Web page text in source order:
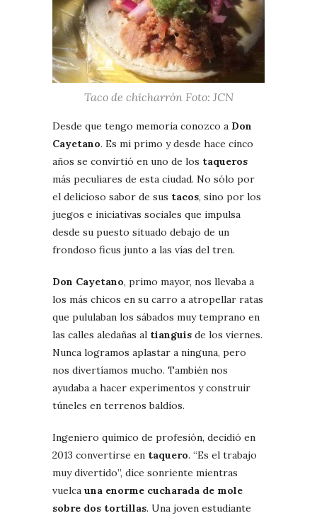
Taco de chicharrón Foto: JCN
Desde que tengo memoria conozco a Don
Cayetano. Es mi primo y desde hace cinco
años se convirtió en uno de los taqueros
más peculiares de esta ciudad. No sólo por
el delicioso sabor de sus tacos, sino por los
juegos e iniciativas sociales que impulsa
desde su puesto situado debajo de un
frondoso ficus junto a las vías del tren.
Don Cayetano, primo mayor, nos llevaba a
los más chicos en su carro a atropellar ratas
que pululaban los sábados muy temprano en
las calles aledañas al tianguis de los viernes.
Nunca logramos aplastar a ninguna, pero
nos divertíamos mucho. También nos
ayudaba a hacer experimentos y construir
túneles en terrenos baldíos.
Ingeniero químico de profesión, decidió en
2013 convertirse en taquero. “Es el trabajo
muy divertido”, dice sonriente mientras
vuelca una enorme cucharada de mole
sobre dos tortillas. Una joven estudiante